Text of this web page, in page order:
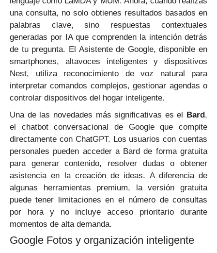
una consulta, no solo obtienes resultados basados en
palabras clave, sino respuestas contextuales
generadas por IA que comprenden la intención detrás
de tu pregunta. El Asistente de Google, disponible en
smartphones, altavoces inteligentes y dispositivos
Nest, utiliza reconocimiento de voz natural para
interpretar comandos complejos, gestionar agendas o
controlar dispositivos del hogar inteligente.
Una de las novedades más significativas es el Bard,
el chatbot conversacional de Google que compite
directamente con ChatGPT. Los usuarios con cuentas
personales pueden acceder a Bard de forma gratuita
para generar contenido, resolver dudas o obtener
asistencia en la creación de ideas. A diferencia de
algunas herramientas premium, la versión gratuita
puede tener limitaciones en el número de consultas
por hora y no incluye acceso prioritario durante
momentos de alta demanda.
Google Fotos y organización inteligente